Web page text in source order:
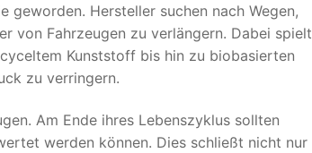
Hersteller suchen nach Wegen,
von Fahrzeugen zu verlängern. Dabei spielt
Kunststoff bis hin zu biobasierten
zu verringern.
Am Ende ihres Lebenszyklus sollten
werden können. Dies schließt nicht nur